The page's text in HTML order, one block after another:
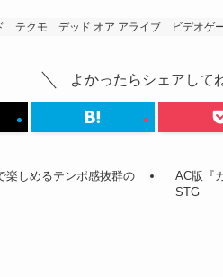
テクモ デッド オア アライブ ビデオゲ
よかったらシェアして
楽しめるテンポ感抜群の
AC版『
STG